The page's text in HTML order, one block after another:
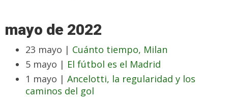
mayo de 2022
23 mayo | Cuánto tiempo, Milan
5 mayo | El fútbol es el Madrid
1 mayo | Ancelotti, la regularidad y los
caminos del gol